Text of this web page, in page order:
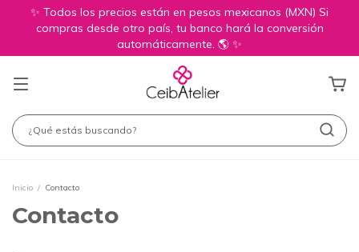
✨ Todos los precios están en pesos mexicanos (MXN) Si
compras desde otro país, tu banco hará la conversión
automáticamente. 🌎 ✨
Inicio / Contacto
Contacto